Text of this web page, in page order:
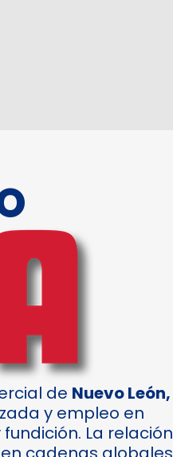
de Nuevo León,
y empleo en
La relación